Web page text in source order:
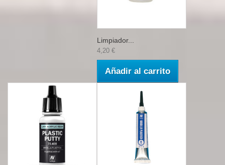
Limpiador...
4,20 €
Añadir al carrito